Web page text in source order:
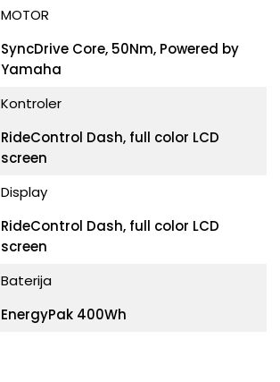
MOTOR
SyncDrive Core, 50Nm, Powered by
Yamaha
Kontroler
RideControl Dash, full color LCD
screen
Display
RideControl Dash, full color LCD
screen
Baterija
EnergyPak 400Wh